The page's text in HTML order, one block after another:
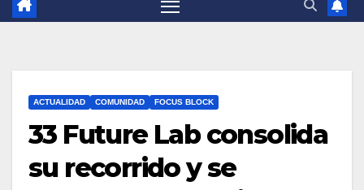
ACTUALIDAD COMUNIDAD FOCUS BLOCK
33 Future Lab consolida
su recorrido y se